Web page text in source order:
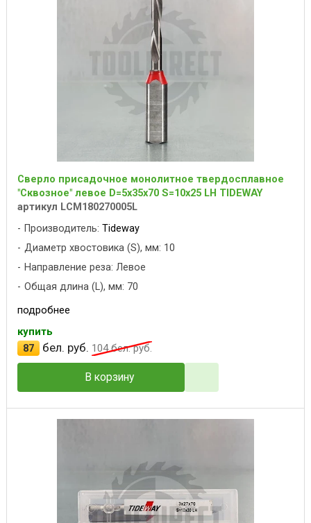
Сверло присадочное монолитное твердосплавное
"Сквозное" левое D=5x35x70 S=10x25 LH TIDEWAY
артикул LCM180270005L
Производитель: Tideway
Диаметр хвостовика (S), мм: 10
Направление реза: Левое
Общая длина (L), мм: 70
подробнее
купить
87
бел. руб. 104бел. руб.
В корзину